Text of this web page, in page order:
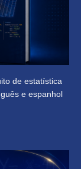
de estatística
e espanhol